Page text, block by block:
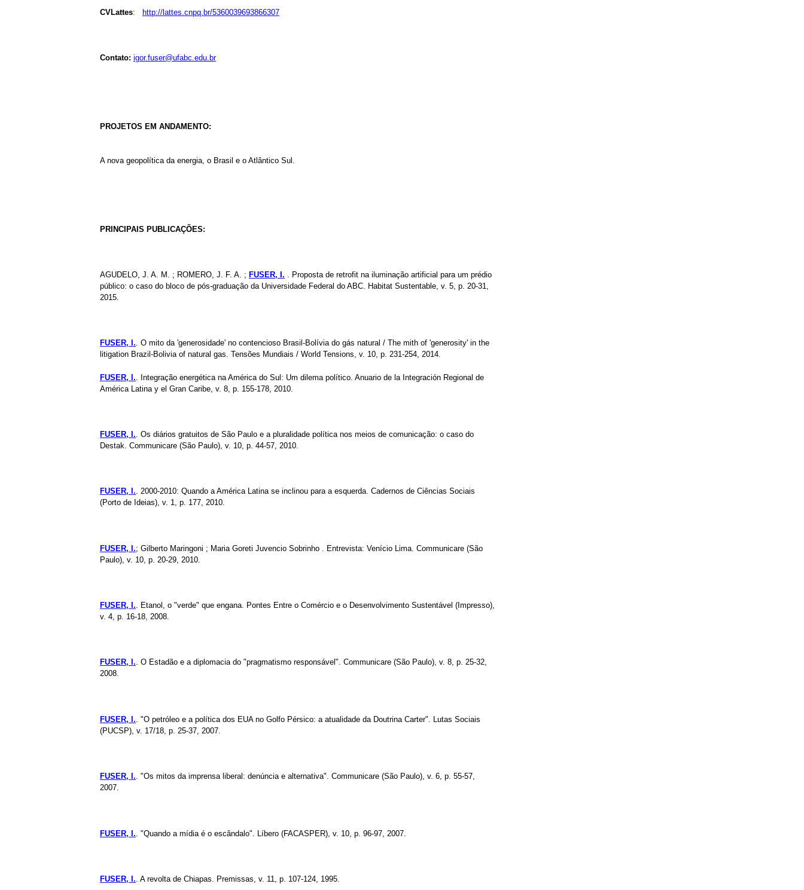
CVLattes: http://lattes.cnpq.br/5360039693866307
Contato: igor.fuser@ufabc.edu.br
PROJETOS EM ANDAMENTO:
A nova geopolítica da energia, o Brasil e o Atlântico Sul.
PRINCIPAIS PUBLICAÇÕES:
AGUDELO, J. A. M. ; ROMERO, J. F. A. ; FUSER, I. . Proposta de retrofit na iluminação artificial para um prédio
público: o caso do bloco de pós-graduação da Universidade Federal do ABC. Habitat Sustentable, v. 5, p. 20-31,
2015.
FUSER, I.. O mito da 'generosidade' no contencioso Brasil-Bolívia do gás natural / The mith of 'generosity' in the
litigation Brazil-Bolivia of natural gas. Tensões Mundiais / World Tensions, v. 10, p. 231-254, 2014.
FUSER, I. . Integração energética na América do Sul: Um dilema político. Anuario de la Integración Regional de
América Latina y el Gran Caribe, v. 8, p. 155-178, 2010.
FUSER, I. . Os diários gratuitos de São Paulo e a pluralidade política nos meios de comunicação: o caso do
Destak. Communicare (São Paulo), v. 10, p. 44-57, 2010.
FUSER, I.. 2000-2010: Quando a América Latina se inclinou para a esquerda. Cadernos de Ciências Sociais
(Porto de Ideias), v. 1, p. 177, 2010.
FUSER, I.; Gilberto Maringoni ; Maria Goreti Juvencio Sobrinho . Entrevista: Venício Lima. Communicare (São
Paulo), v. 10, p. 20-29, 2010.
FUSER, I.. Etanol, o "verde" que engana. Pontes Entre o Comércio e o Desenvolvimento Sustentável (Impresso),
v. 4, p. 16-18, 2008.
FUSER, I.. O Estadão e a diplomacia do "pragmatismo responsável". Communicare (São Paulo), v. 8, p. 25-32,
2008.
FUSER, I. . "O petróleo e a política dos EUA no Golfo Pérsico: a atualidade da Doutrina Carter". Lutas Sociais
(PUCSP), v. 17/18, p. 25-37, 2007.
FUSER, I.. "Os mitos da imprensa liberal: denúncia e alternativa". Communicare (São Paulo), v. 6, p. 55-57,
2007.
FUSER, I. . "Quando a mídia é o escândalo". Líbero (FACASPER), v. 10, p. 96-97, 2007.
FUSER, I. . A revolta de Chiapas. Premissas, v. 11, p. 107-124, 1995.